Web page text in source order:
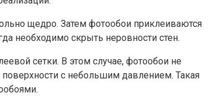
щедро. Затем фотообои приклеиваются
необходимо скрыть неровности стен.
сетки. В этом случае, фотообои не
поверхности с небольшим давлением. Такая